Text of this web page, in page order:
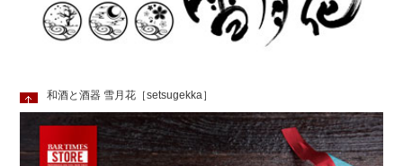
和酒と酒器 雪月花［setsugekka］